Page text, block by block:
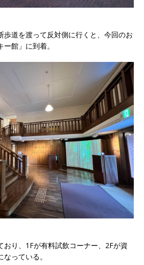
歩道を渡って反対側に行くと、今回のお
館」に到着。
おり、1Fが有料試飲コーナー、2Fが資
っている。